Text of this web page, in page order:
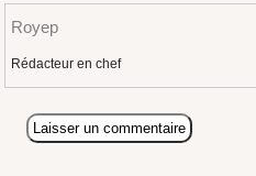
Royep
Rédacteur en chef